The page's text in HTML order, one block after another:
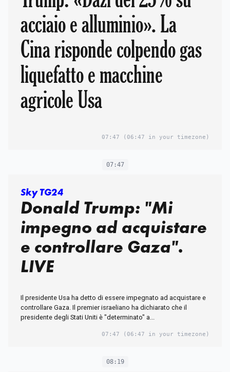
acciaio e alluminio». La
Cina risponde colpendo gas
liquefatto e macchine
agricole Usa
07:47 (06:47 in your timezone)
07:47
Sky TG24
Donald Trump: "Mi
impegno ad acquistare
e controllare Gaza".
LIVE
Il presidente Usa ha detto di essere impegnato ad acquistare e
controllare Gaza. Il premier israeliano ha dichiarato che il
presidente degli Stati Uniti è "determinato" a...
07:47 (06:47 in your timezone)
08:19